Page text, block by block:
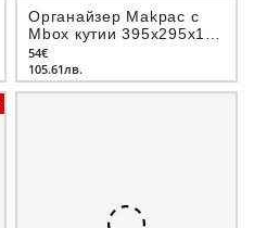
Органайзер Makpac с
Mbox кутии 395x295x110
мм
54€
105.61лв.